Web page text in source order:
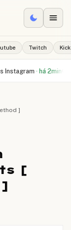
Twitch Kick
·há 2min
]
[